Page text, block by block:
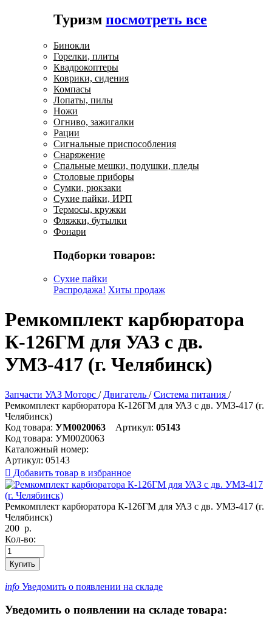
Туризм посмотреть все
Бинокли
Горелки, плиты
Квадрокоптеры
Коврики, сидения
Компасы
Лопаты, пилы
Ножи
Огниво, зажигалки
Рации
Сигнальные приспособления
Снаряжение
Спальные мешки, подушки, пледы
Столовые приборы
Сумки, рюкзаки
Сухие пайки, ИРП
Термосы, кружки
Фляжки, бутылки
Фонари
Подборки товаров:
Сухие пайки
Распродажа! Хиты продаж
Ремкомплект карбюратора
К-126ГМ для УАЗ с дв.
УМЗ-417 (г. Челябинск)
Запчасти УАЗ Моторс / Двигатель / Система питания /
Ремкомплект карбюратора К-126ГМ для УАЗ с дв. УМЗ-417 (г.
Челябинск)
Код товара: УМ0020063 Артикул: 05143
Код товара: УМ0020063
Каталожный номер:
Артикул: 05143
 Добавить товар в избранное
Ремкомплект карбюратора К-126ГМ для УАЗ с дв. УМЗ-417 (г.
Челябинск)
200 р.
Кол-во:
Купить
info Уведомить о появлении на складе
Уведомить о появлении на складе товара: